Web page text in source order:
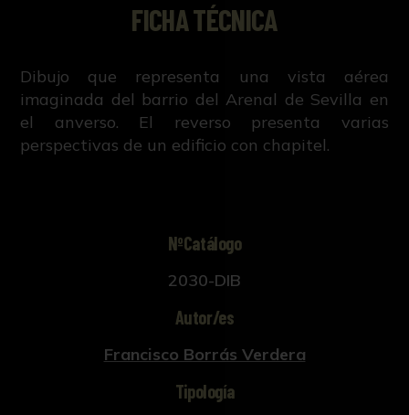
FICHA TÉCNICA
Dibujo que representa una vista aérea
imaginada del barrio del Arenal de Sevilla en
el anverso. El reverso presenta varias
perspectivas de un edificio con chapitel.
NºCatálogo
2030-DIB
Autor/es
Francisco Borrás Verdera
Tipología